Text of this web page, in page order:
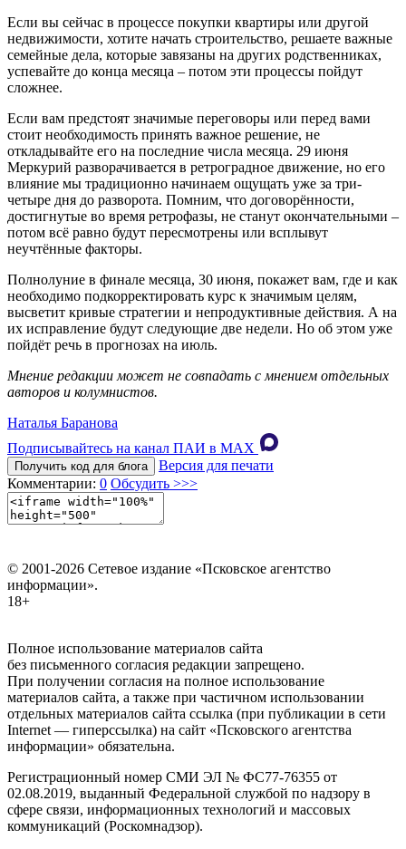
Если вы сейчас в процессе покупки квартиры или другой
недвижимости, хотите начать строительство, решаете важные
семейные дела, которые завязаны на других родственниках,
успевайте до конца месяца – потом эти процессы пойдут
сложнее.
Если вам предстоят значимые переговоры или перед вами
стоит необходимость принять важное решение, не
откладывайте его на последние числа месяца. 29 июня
Меркурий разворачивается в ретроградное движение, но его
влияние мы традиционно начинаем ощущать уже за три-
четыре дня до разворота. Помним, что договорённости,
достигнутые во время ретрофазы, не станут окончательными –
потом всё равно будут пересмотрены или всплывут
неучтённые факторы.
Полнолуние в финале месяца, 30 июня, покажет вам, где и как
необходимо подкорректировать курс к значимым целям,
высветит кривые стратегии и непродуктивные действия. А на
их исправление будут следующие две недели. Но об этом уже
пойдёт речь в прогнозах на июль.
Мнение редакции может не совпадать с мнением отдельных
авторов и колумнистов.
Наталья Баранова
Подписывайтесь на канал ПАИ в MAХ
Получить код для блога
Версия для печати
Комментарии: 0 Обсудить >>>
© 2001-2026 Сетевое издание «Псковское агентство
информации».
18+
Полное использование материалов сайта
без письменного согласия редакции запрещено.
При получении согласия на полное использование
материалов сайта, а также при частичном использовании
отдельных материалов сайта ссылка (при публикации в сети
Internet — гиперссылка) на сайт «Псковского агентства
информации» обязательна.
Регистрационный номер СМИ ЭЛ № ФС77-76355 от
02.08.2019, выданный Федеральной службой по надзору в
сфере связи, информационных технологий и массовых
коммуникаций (Роскомнадзор).